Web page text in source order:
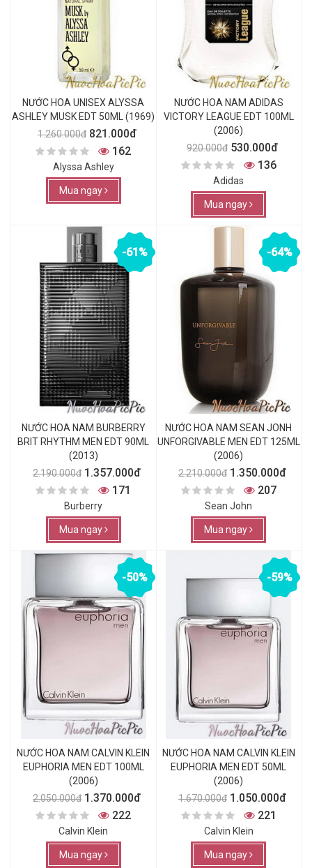
NƯỚC HOA UNISEX ALYSSA
ASHLEY MUSK EDT 50ML (1969)
1.260.000đ 821.000đ
162
Alyssa Ashley
Mua ngay
NƯỚC HOA NAM ADIDAS
VICTORY LEAGUE EDT 100ML
(2006)
920.000đ 530.000đ
136
Adidas
Mua ngay
-61%
NƯỚC HOA NAM BURBERRY
BRIT RHYTHM MEN EDT 90ML
(2013)
2.190.000đ 1.357.000đ
171
Burberry
Mua ngay
-64%
NƯỚC HOA NAM SEAN JONH
UNFORGIVABLE MEN EDT 125ML
(2006)
2.210.000đ 1.350.000đ
207
Sean John
Mua ngay
-50%
NƯỚC HOA NAM CALVIN KLEIN
EUPHORIA MEN EDT 100ML
(2006)
2.050.000đ 1.370.000đ
222
Calvin Klein
Mua ngay
-59%
NƯỚC HOA NAM CALVIN KLEIN
EUPHORIA MEN EDT 50ML
(2006)
1.670.000đ 1.050.000đ
221
Calvin Klein
Mua ngay